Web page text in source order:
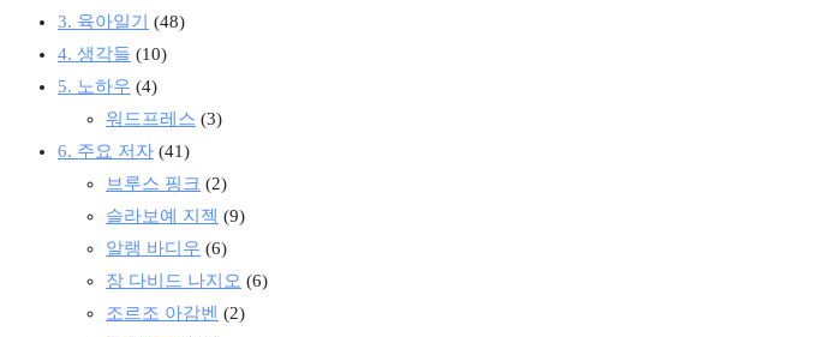
3. 육아일기
(48)
4. 생각들 (10)
5. 노하우 (4)
워드프레스 (3)
6. 주요 저자 (41)
브루스 핑크 (2)
슬라보예 지젝 (9)
알랭 바디우 (6)
장 다비드 나지오 (6)
조르조 아감벤 (2)